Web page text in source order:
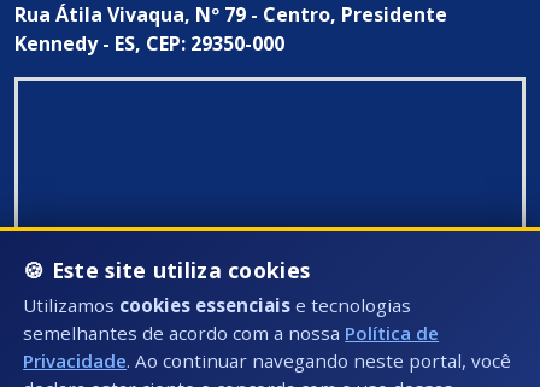
Rua Átila Vivaqua, Nº 79 - Centro, Presidente
Kennedy - ES, CEP: 29350-000
🍪 Este site utiliza cookies
Utilizamos cookies essenciais e tecnologias
semelhantes de acordo com a nossa Política de
Privacidade. Ao continuar navegando neste portal, você